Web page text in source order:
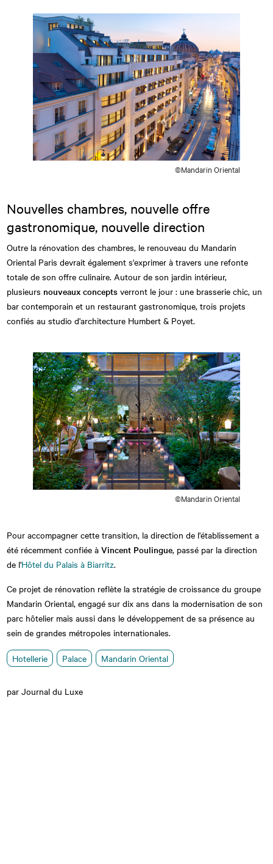
©Mandarin Oriental
Nouvelles chambres, nouvelle offre
gastronomique, nouvelle direction
Outre la rénovation des chambres, le renouveau du Mandarin
Oriental Paris devrait également s'exprimer à travers une refonte
totale de son offre culinaire. Autour de son jardin intérieur,
plusieurs nouveaux concepts verront le jour : une brasserie chic, un
bar contemporain et un restaurant gastronomique, trois projets
confiés au studio d'architecture Humbert & Poyet.
©Mandarin Oriental
Pour accompagner cette transition, la direction de l'établissement a
été récemment confiée àVincent Poulingue, passé par la direction
de l'Hôtel du Palais à Biarritz.
Ce projet de rénovation reflète la stratégie de croissance du groupe
Mandarin Oriental, engagé sur dix ans dans la modernisation de son
parc hôtelier mais aussi dans le développement de sa présence au
sein de grandes métropoles internationales.
Hotellerie Palace Mandarin Oriental
par Journal du Luxe